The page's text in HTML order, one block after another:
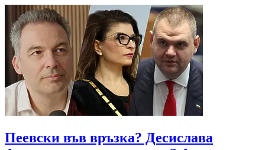
Пеевски във връзка? Десислава